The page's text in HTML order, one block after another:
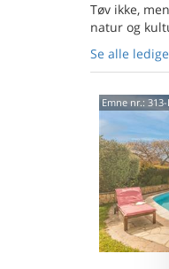
Tøv ikke,
natur og
Se alle
Emne nr.: 313-